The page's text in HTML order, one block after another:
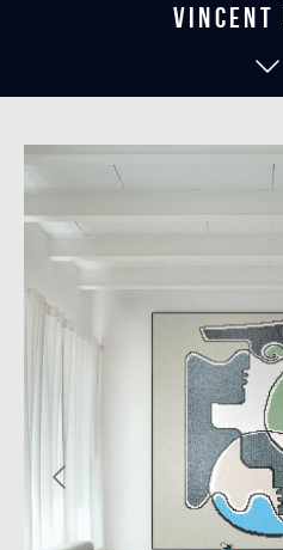
vincent